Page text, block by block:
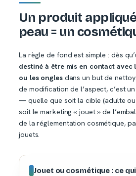
Un produit
peau = un
La règle de fond est simple : dès
destiné à être mis en contact avec
ou les onglesdans un but de
de modification de l’aspect, c’est un
— quelle que soit la cible (adulte
soit le marketing « jouet » de
de la réglementation cosmétique,
jouets.
Jouet ou cosmétique : ce